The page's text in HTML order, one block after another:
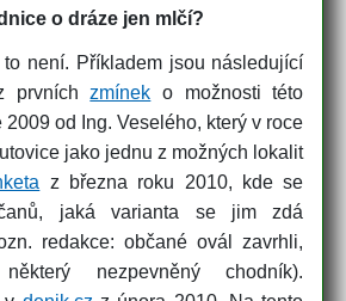
o dráze jen mlčí?
není. Příkladem jsou následující
prvníchzmínek o možnosti této
od Ing. Veselého, který v roce
jako jednu z možných lokalit
z března roku 2010, kde se
jaká varianta se jim zdá
redakce: občané ovál zavrhli,
nezpevněný chodník).